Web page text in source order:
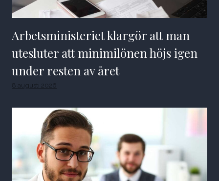
Arbetsministeriet klargör att man
utesluter att minimilönen höjs igen
under resten av året
8 augusti 2026